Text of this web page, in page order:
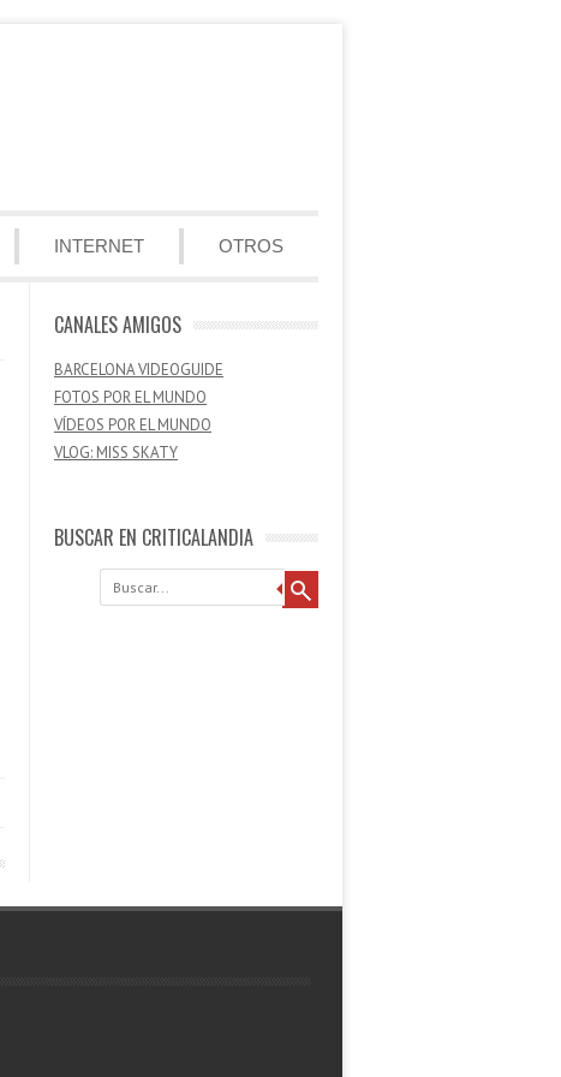
INTERNET OTROS
CANALES AMIGOS
BARCELONA VIDEOGUIDE
FOTOS POR EL MUNDO
VÍDEOS POR EL MUNDO
VLOG: MISS SKATY
BUSCAR EN CRITICALANDIA
Buscar